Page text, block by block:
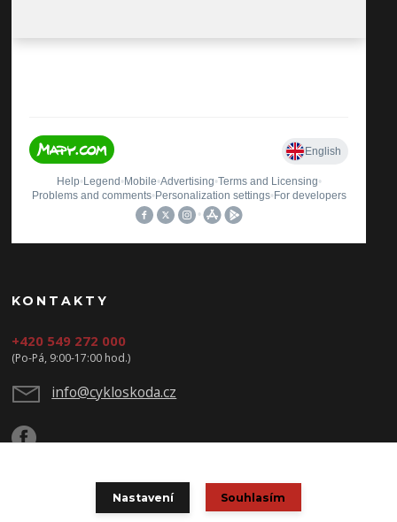
KONTAKTY
+420 549 272 000
(Po-Pá, 9:00-17:00 hod.)
info@cykloskoda.cz
Nastavení Souhlasím